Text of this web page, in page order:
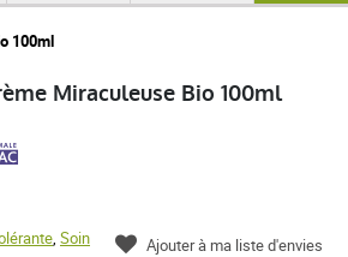
100ml
Miraculeuse Bio 100ml
, Soin
Ajouter à ma liste d'envies